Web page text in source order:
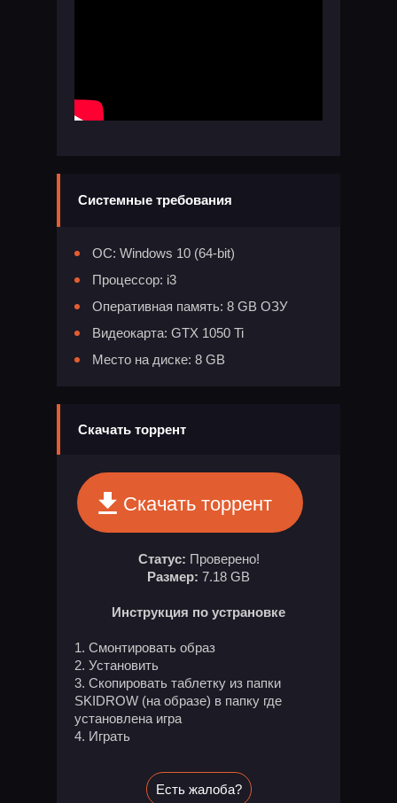
Системные требования
ОС: Windows 10 (64-bit)
Процессор: i3
Оперативная память: 8 GB ОЗУ
Видеокарта: GTX 1050 Ti
Место на диске: 8 GB
Скачать торрент
Скачать торрент
Статус: Проверено!
Размер: 7.18 GB
Инструкция по устрановке
1. Смонтировать образ
2. Установить
3. Скопировать таблетку из папки
SKIDROW (на образе) в папку где
установлена игра
4. Играть
Есть жалоба?